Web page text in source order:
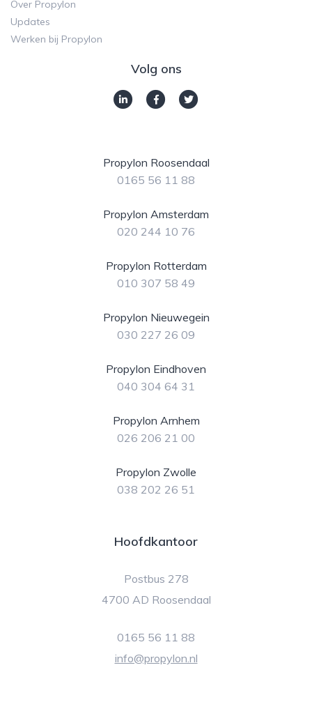
Over Propylon
Updates
Werken bij Propylon
Volg ons
Propylon Roosendaal
0165 56 11 88
Propylon Amsterdam
020 244 10 76
Propylon Rotterdam
010 307 58 49
Propylon Nieuwegein
030 227 26 09
Propylon Eindhoven
040 304 64 31
Propylon Arnhem
026 206 21 00
Propylon Zwolle
038 202 26 51
Hoofdkantoor
Postbus 278
4700 AD Roosendaal
0165 56 11 88
info@propylon.nl